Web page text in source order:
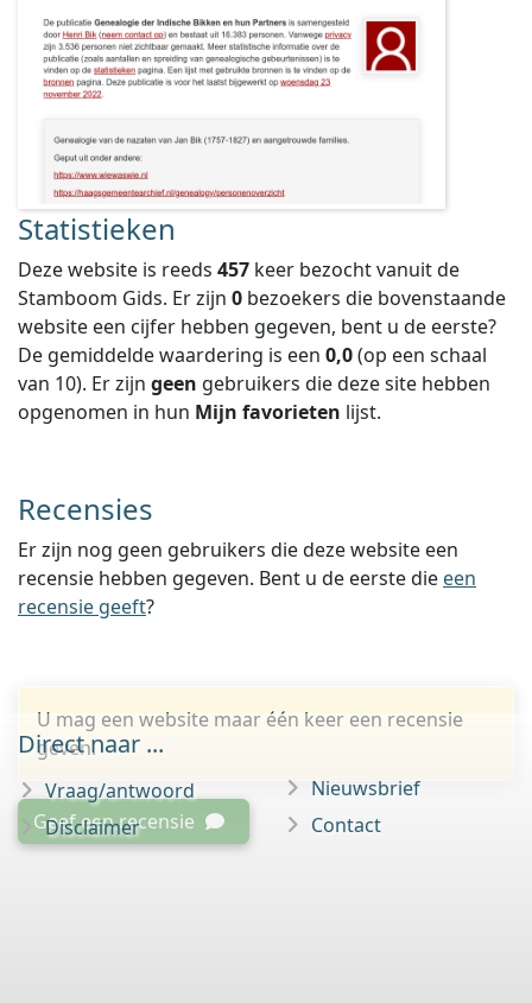
Statistieken
Deze website is reeds 457 keer bezocht vanuit de
Stamboom Gids. Er zijn 0 bezoekers die bovenstaande
website een cijfer hebben gegeven, bent u de eerste?
De gemiddelde waardering is een 0,0(op een schaal
van 10). Er zijn geen gebruikers die deze site hebben
opgenomen in hun Mijn favorieten lijst.
Recensies
Er zijn nog geen gebruikers die deze website een
recensie hebben gegeven. Bent u de eerste die een
recensie geeft?
U mag een website maar één keer een recensie
geven.
Geef een recensie
Direct naar ...
Vraag/antwoord
Disclaimer
Nieuwsbrief
Contact